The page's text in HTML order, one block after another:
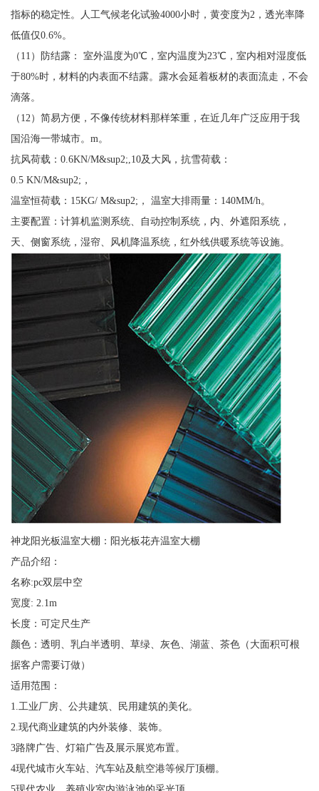
指标的稳定性。人工气候老化试验4000小时，黄变度为2，透光率降
低值仅0.6%。
（11）防结露： 室外温度为0℃，室内温度为23℃，室内相对湿度低
于80%时，材料的内表面不结露。露水会延着板材的表面流走，不会
滴落。
（12）简易方便，不像传统材料那样笨重，在近几年广泛应用于我
国沿海一带城市。m。
抗风荷载：0.6KN/M&sup2;,10及大风，抗雪荷载：
0.5 KN/M&sup2;，
温室恒荷载：15KG/ M&sup2;， 温室大排雨量：140MM/h。
主要配置：计算机监测系统、自动控制系统，内、外遮阳系统，
天、侧窗系统，湿帘、风机降温系统，红外线供暖系统等设施。
神龙阳光板温室大棚：阳光板花卉温室大棚
产品介绍：
名称:pc双层中空
宽度: 2.1m
长度：可定尺生产
颜色：透明、乳白半透明、草绿、灰色、湖蓝、茶色（大面积可根
据客户需要订做）
适用范围：
1.工业厂房、公共建筑、民用建筑的美化。
2.现代商业建筑的内外装修、装饰。
3路牌广告、灯箱广告及展示展览布置。
4现代城市火车站、汽车站及航空港等候厅顶棚。